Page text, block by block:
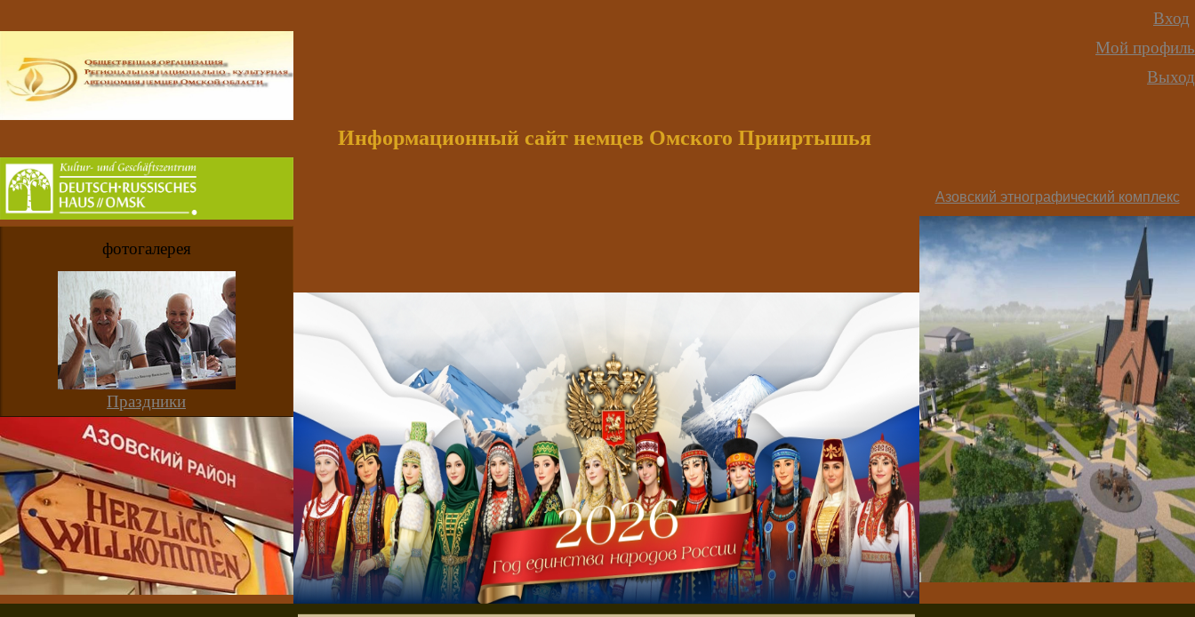
Вход
Мой профиль
Выход
фотогалерея
Праздники
Информационный сайт немцев Омского Прииртышья
Азовский этнографический комплекс